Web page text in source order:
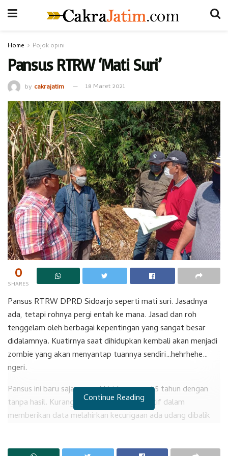
Home Pojok opini
Pansus RTRW ‘Mati Suri’
by cakrajatim 18 Maret 2021
0
SHARES
Pansus RTRW DPRD Sidoarjo seperti mati suri. Jasadnya
ada, tetapi rohnya pergi entah ke mana. Jasad dan roh
tenggelam oleh berbagai kepentingan yang sangat besar
didalamnya. Kuatirnya saat dihidupkan kembali akan menjadi
zombie yang akan menyantap tuannya sendiri…hehrhehe…
ngeri.
Pansus ini baru saja mengakhiri tugasnya 1,5 tahun dengan
tanpa hasil. Kurang transparannya eksekutif dalam
memberikan data melahirkan kecurigaan ada udang dibalik
Continue Reading